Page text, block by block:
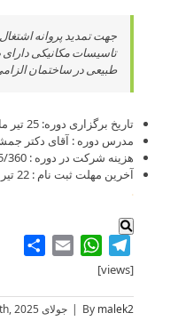
جهت تمدید پروانه
تاسیسات مکانیکی
طبیعی در ساختمان
تاریخ برگزاری دوره: 25 تیر ماه 1404
مدرس دوره : آقای دکتر
هزینه شرکت در دوره : 6/055/360 ریال
آخرین مهلت ثبت نام : 22 تیر ماه 1404
.
Telegram
WhatsApp
Email
[views]
By malek2
| جولای 8th, 2025